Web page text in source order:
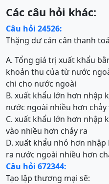
Các câu hỏi khác:
Câu hỏi 24526:
Thặng dư cán cân thanh
A. Tổng giá trị xuất khẩu
khoản thu của từ nước
chi cho nước ngoài
B. xuất khẩu lớn hơn nhập
nước ngoài nhiều hơn chảy
C. xuất khẩu lớn hơn nhập
vào nhiều hơn chảy ra
D. xuất khẩu nhỏ hơn
ra nước ngoài nhiều hơn
Câu hỏi 672344:
Tạo lập thương mại sẽ: